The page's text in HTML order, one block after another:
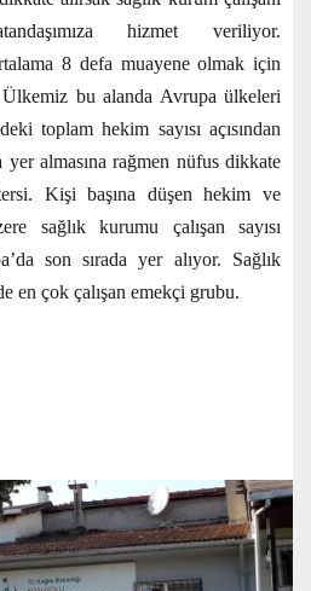
hizmet veriliyor.
8 defa muayene olmak için
bu alanda Avrupa ülkeleri
toplam hekim sayısı açısından
almasına rağmen nüfus dikkate
Kişi başına düşen hekim ve
sağlık kurumu çalışan sayısı
son sırada yer alıyor. Sağlık
en çok çalışan emekçi grubu.